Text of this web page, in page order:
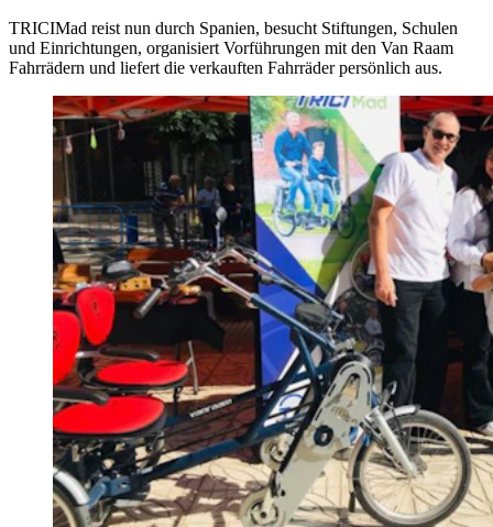
TRICIMad reist nun durch Spanien, besucht Stiftungen, Schulen
und Einrichtungen, organisiert Vorführungen mit den Van Raam
Fahrrädern und liefert die verkauften Fahrräder persönlich aus.